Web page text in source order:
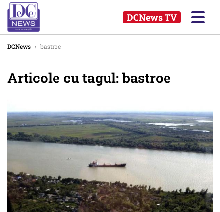
DCNews TV
DCNews › bastroe
Articole cu tagul: bastroe